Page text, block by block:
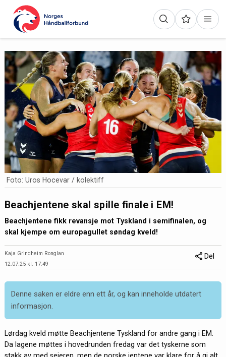
Foto: Uros Hocevar / kolektiff
Beachjentene skal spille finale i EM!
Beachjentene fikk revansje mot Tyskland i semifinalen, og
skal kjempe om europagullet søndag kveld!
Kaja Grindheim Ronglan
12.07.25 kl. 17:49
Del
Denne saken er eldre enn ett år, og kan inneholde utdatert
informasjon.
Lørdag kveld møtte Beachjentene Tyskland for andre gang i EM.
Da lagene møttes i hovedrunden fredag var det tyskerne som